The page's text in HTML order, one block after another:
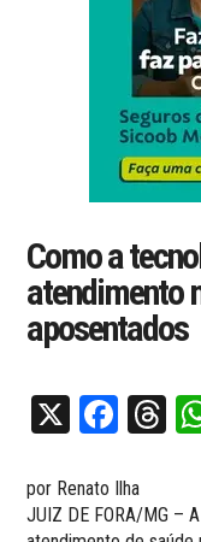
Como a
atendimento
aposentados
X
por Renato Ilha
JUIZ DE FORA/MG –